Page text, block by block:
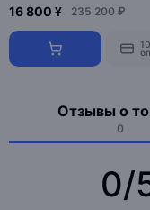
16 800 ¥ 235 200 ₽
10
Отзывы о
0
0/